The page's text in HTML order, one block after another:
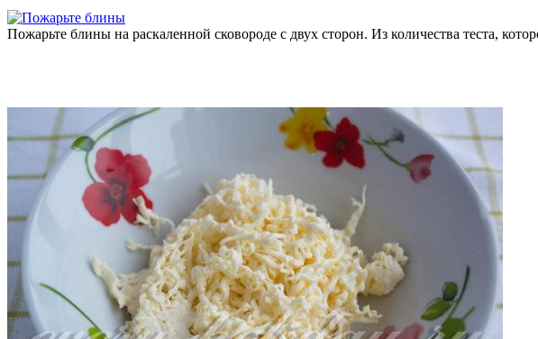
Пожарьте блины на раскаленной сковороде с двух сторон. Из количества теста,